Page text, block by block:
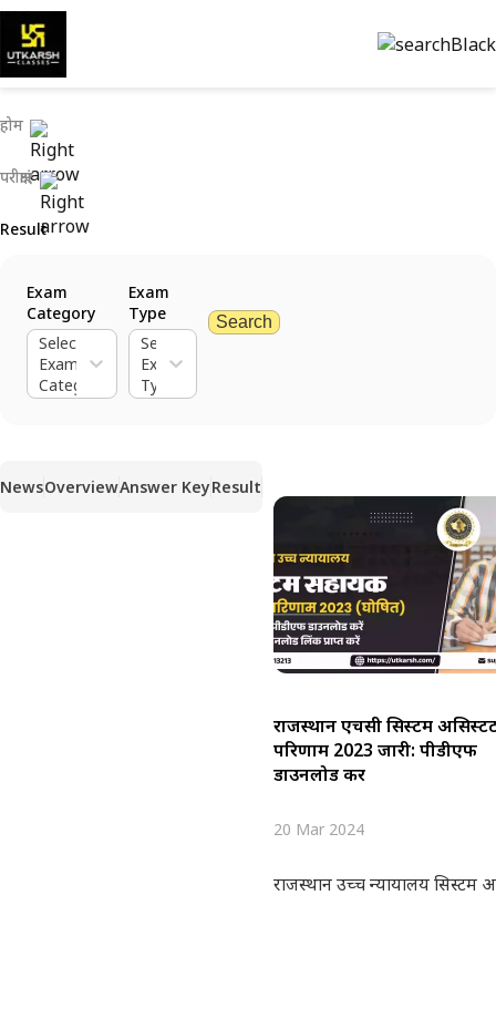
होम
परीक्षाएं
Result
Exam
Category
Select
Exam
Category
Exam
Type
Select
Exam
Type
Search
NewsOverviewAnswer KeyResult
राजस्थान एचसी सिस्टम
परिणाम 2023 जारी: पीडीएफ
डाउनलोड करें
20 Mar 2024
राजस्थान उच्च न्यायालय सिस्टम